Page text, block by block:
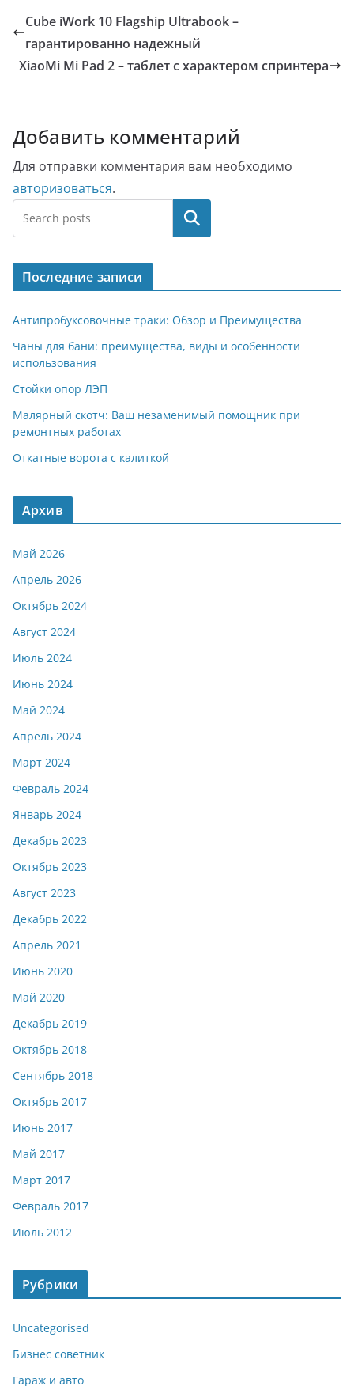
Cube iWork 10 Flagship Ultrabook –
гарантированно надежный
XiaoMi Mi Pad 2 – таблет с характером спринтера
Добавить комментарий
Для отправки комментария вам необходимо
авторизоваться.
Поиск
Последние записи
Антипробуксовочные траки: Обзор и Преимущества
Чаны для бани: преимущества, виды и особенности
использования
Стойки опор ЛЭП
Малярный скотч: Ваш незаменимый помощник при
ремонтных работах
Откатные ворота с калиткой
Архив
Май 2026
Апрель 2026
Октябрь 2024
Август 2024
Июль 2024
Июнь 2024
Май 2024
Апрель 2024
Март 2024
Февраль 2024
Январь 2024
Декабрь 2023
Октябрь 2023
Август 2023
Декабрь 2022
Апрель 2021
Июнь 2020
Май 2020
Декабрь 2019
Октябрь 2018
Сентябрь 2018
Октябрь 2017
Июнь 2017
Май 2017
Март 2017
Февраль 2017
Июль 2012
Рубрики
Uncategorised
Бизнес советник
Гараж и авто